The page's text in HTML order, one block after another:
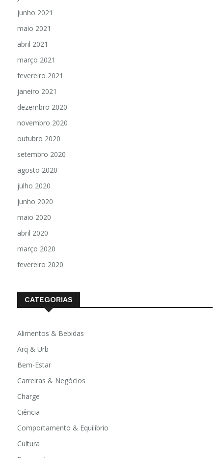
junho 2021
maio 2021
abril 2021
março 2021
fevereiro 2021
janeiro 2021
dezembro 2020
novembro 2020
outubro 2020
setembro 2020
agosto 2020
julho 2020
junho 2020
maio 2020
abril 2020
março 2020
fevereiro 2020
CATEGORIAS
Alimentos & Bebidas
Arq & Urb
Bem-Estar
Carreiras & Negócios
Charge
Ciência
Comportamento & Equilíbrio
Cultura